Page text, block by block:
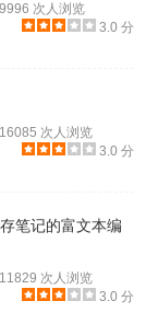
笔记。
9996 次人浏览
3.0 分
16085 次人浏览
3.0 分
笔记的富文本编
11829 次人浏览
3.0 分